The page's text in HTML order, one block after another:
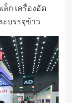
ก เครื่องอัด
ะบรรจุข้าว